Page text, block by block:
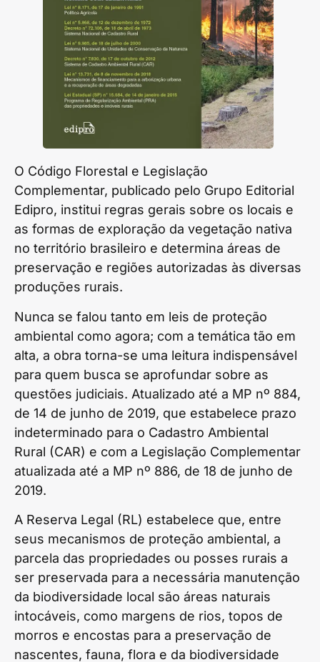
O Código Florestal e Legislação
Complementar, publicado pelo Grupo Editorial
Edipro, institui regras gerais sobre os locais e
as formas de exploração da vegetação nativa
no território brasileiro e determina áreas de
preservação e regiões autorizadas às diversas
produções rurais.
Nunca se falou tanto em leis de proteção
ambiental como agora; com a temática tão em
alta, a obra torna-se uma leitura indispensável
para quem busca se aprofundar sobre as
questões judiciais. Atualizado até a MP nº 884,
de 14 de junho de 2019, que estabelece prazo
indeterminado para o Cadastro Ambiental
Rural (CAR) e com a Legislação Complementar
atualizada até a MP nº 886, de 18 de junho de
2019.
A Reserva Legal (RL) estabelece que, entre
seus mecanismos de proteção ambiental, a
parcela das propriedades ou posses rurais a
ser preservada para a necessária manutenção
da biodiversidade local são áreas naturais
intocáveis, como margens de rios, topos de
morros e encostas para a preservação de
nascentes, fauna, flora e da biodiversidade